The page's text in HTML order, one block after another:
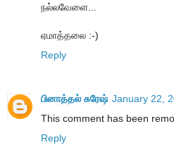
நல்லவேளை...
ஏமாத்தலை :-)
Reply
பினாத்தல் சுரேஷ் January 22,
This comment has been
Reply